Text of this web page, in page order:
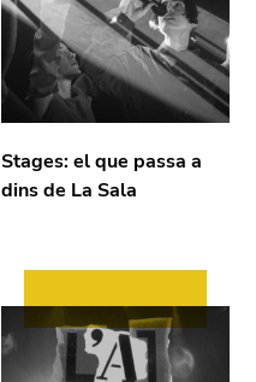
Stages: el que passa a
dins de La Sala